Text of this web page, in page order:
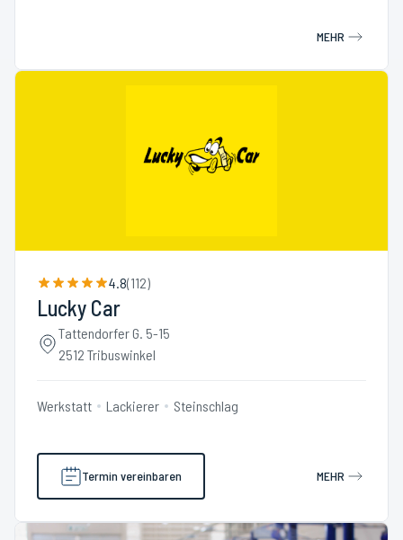
MEHR
4.8(112)
Lucky Car
Tattendorfer G. 5-15
2512 Tribuswinkel
Werkstatt Lackierer Steinschlag
Termin vereinbaren MEHR